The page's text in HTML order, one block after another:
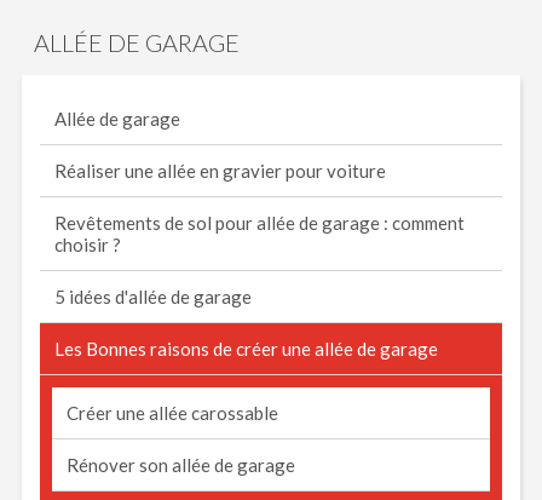
ALLÉE DE GARAGE
Allée de garage
Réaliser une allée en gravier pour voiture
Revêtements de sol pour allée de garage : comment
choisir ?
5 idées d'allée de garage
Les Bonnes raisons de créer une allée de garage
Créer une allée carossable
Rénover son allée de garage